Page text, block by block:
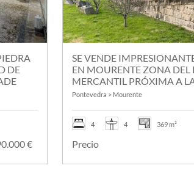
DE
€
SE VENDE
EN MOURENTE ZONA DEL
MERCANTIL PRÓXIMA A
PONTEVEDRA
Pontevedra > Mourente
4 4 369 m²
Precio